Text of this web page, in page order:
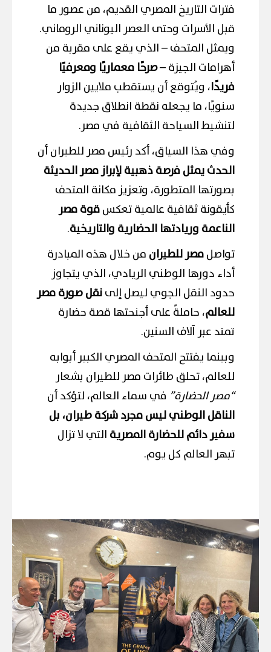
فترات التاريخ المصري القديم، من عصور ما
قبل الأسرات وحتى العصر اليوناني الروماني.
ويمثل المتحف – الذي يقع على مقربة من
أهرامات الجيزة –صرحًا معماريًا ومعرفيًا
فريدًا، ويُتوقع أن يستقطب ملايين الزوار
سنويًا، ما يجعله نقطة انطلاق جديدة
لتنشيط السياحة الثقافية في مصر.
وفي هذا السياق، أكد رئيس مصر للطيران أن
الحدث يمثل فرصة ذهبية لإبراز مصر الحديثة
بصورتها المتطورة، وتعزيز مكانة المتحف
كأيقونة ثقافية عالمية تعكسقوة مصر
الناعمة وريادتها الحضارية والتاريخية.
تواصلمصر للطيران من خلال هذه المبادرة
أداء دورها الوطني الريادي، الذي يتجاوز
حدود النقل الجوي ليصل إلىنقل صورة مصر
للعالم، حاملةً على أجنحتها قصة حضارة
تمتد عبر آلاف السنين.
وبينما يفتتح المتحف المصري الكبير أبوابه
للعالم، تحلق طائرات مصر للطيران بشعار
“مصر الحضارة” في سماء العالم، لتؤكد أن
الناقل الوطني ليس مجرد شركة طيران، بل
سفير دائم للحضارة المصرية التي لا تزال
تبهر العالم كل يوم.